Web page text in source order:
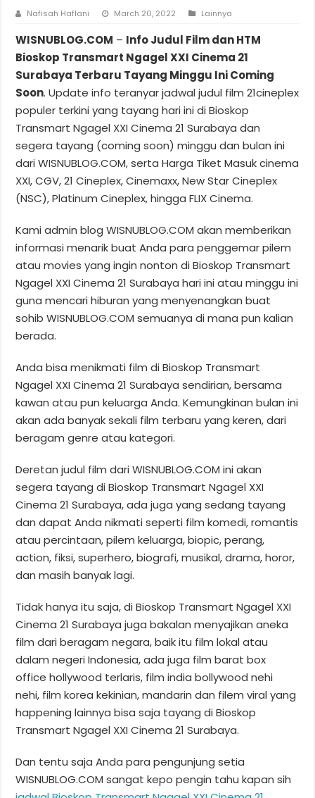
Nafisah Haflani March 20, 2022 Lainnya
WISNUBLOG.COM – Info Judul Film dan HTM
Bioskop Transmart Ngagel XXI Cinema 21
Surabaya Terbaru Tayang Minggu Ini Coming
Soon. Update info teranyar jadwal judul film 21cineplex
populer terkini yang tayang hari ini di Bioskop
Transmart Ngagel XXI Cinema 21 Surabaya dan
segera tayang (coming soon) minggu dan bulan ini
dari WISNUBLOG.COM, serta Harga Tiket Masuk cinema
XXI, CGV, 21 Cineplex, Cinemaxx, New Star Cineplex
(NSC), Platinum Cineplex, hingga FLIX Cinema.
Kami admin blog WISNUBLOG.COM akan memberikan
informasi menarik buat Anda para penggemar pilem
atau movies yang ingin nonton di Bioskop Transmart
Ngagel XXI Cinema 21 Surabaya hari ini atau minggu ini
guna mencari hiburan yang menyenangkan buat
sohib WISNUBLOG.COM semuanya di mana pun kalian
berada.
Anda bisa menikmati film di Bioskop Transmart
Ngagel XXI Cinema 21 Surabaya sendirian, bersama
kawan atau pun keluarga Anda. Kemungkinan bulan ini
akan ada banyak sekali film terbaru yang keren, dari
beragam genre atau kategori.
Deretan judul film dari WISNUBLOG.COM ini akan
segera tayang di Bioskop Transmart Ngagel XXI
Cinema 21 Surabaya, ada juga yang sedang tayang
dan dapat Anda nikmati seperti film komedi, romantis
atau percintaan, pilem keluarga, biopic, perang,
action, fiksi, superhero, biografi, musikal, drama, horor,
dan masih banyak lagi.
Tidak hanya itu saja, di Bioskop Transmart Ngagel XXI
Cinema 21 Surabaya juga bakalan menyajikan aneka
film dari beragam negara, baik itu film lokal atau
dalam negeri Indonesia, ada juga film barat box
office hollywood terlaris, film india bollywood nehi
nehi, film korea kekinian, mandarin dan filem viral yang
happening lainnya bisa saja tayang di Bioskop
Transmart Ngagel XXI Cinema 21 Surabaya.
Dan tentu saja Anda para pengunjung setia
WISNUBLOG.COM sangat kepo pengin tahu kapan sih